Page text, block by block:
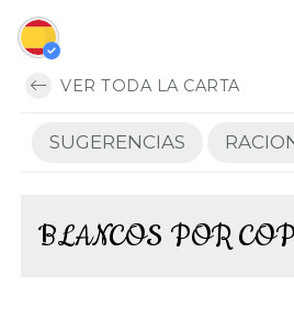
VER TODA LA CARTA
SUGERENCIAS
BLANCOS POR